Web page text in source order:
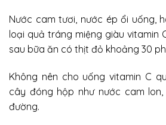
Nước cam tươi, nước ép ổi uống,
loại quả tráng miệng giàu vitamin
sau bữa ăn có thịt đỏ khoảng 30
Không nên cho uống vitamin C
cây đóng hộp như nước cam lon,
đường.